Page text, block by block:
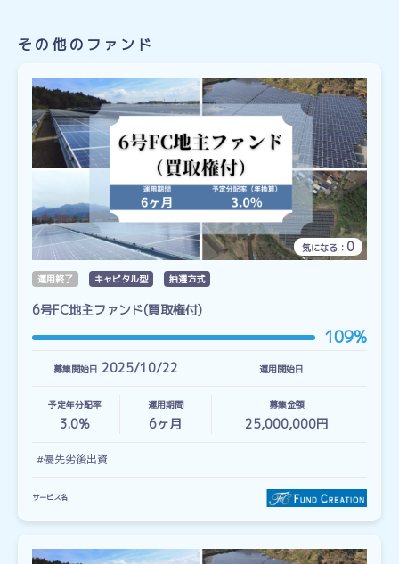
その他のファンド
気になる： 0
運用終了 キャピタル型 抽選方式
6号FC地主ファンド(買取権付)
109%
募集開始日 2025/10/22 運用開始日
予定年分配率
3.0%
運用期間
6ヶ月
募集金額
25,000,000円
#優先劣後出資
サービス名